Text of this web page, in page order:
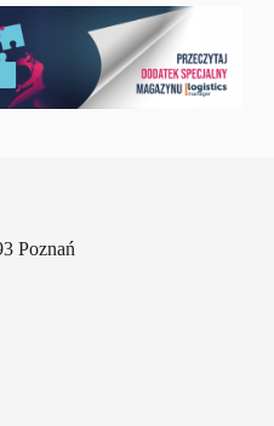
Poznań